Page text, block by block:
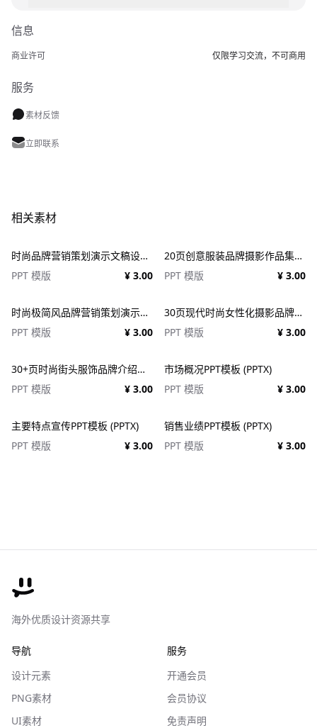
信息
商业许可 仅限学习交流，不可商用
服务
素材反馈
立即联系
相关素材
时尚品牌营销策划演示文稿设计ppt模板 Fashion Presentation PowerPoint Template
PPT 模版
¥ 3.00
20页创意服装品牌摄影作品集简历公司介绍图文排版设计PPT幻灯片模板 Creative Brief PowerPoint Template
PPT 模版
¥ 3.00
时尚极简风品牌营销策划演示文稿设计ppt模版 Assent Brand Strategy Template
PPT 模版
¥ 3.00
30页现代时尚女性化摄影品牌设计作品集项目策划演示文稿PPT模板 Modateka – Brand Kit Powerpoint
PPT 模版
¥ 3.00
30+页时尚街头服饰品牌介绍营销作品集图文排版演示文稿设计PPT/Keynote模板
PPT 模版
¥ 3.00
市场概况PPT模板 (PPTX)
PPT 模版
¥ 3.00
主要特点宣传PPT模板 (PPTX)
PPT 模版
¥ 3.00
销售业绩PPT模板 (PPTX)
PPT 模版
¥ 3.00
海外优质设计资源共享
导航
设计元素
PNG素材
UI素材
服务
开通会员
会员协议
免责声明